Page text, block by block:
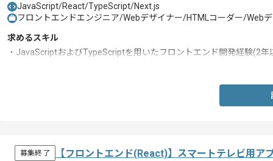
JavaScript/React/TypeScript/Next.js
フロントエンドエンジニア/Webデザイナー/HTMLコーダー/Web
求めるスキル
・JavaScriptおよびTypeScriptを用いたフロントエンド開発経験(2年
募集終了 【フロントエンド(React)】スマートテレビ用ア